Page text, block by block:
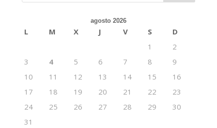
agosto 2026
L M X J V S
D
1
2
3
4 5 6 7 8
9
10
11 12 13 14 15
16
17
18 19 20 21 22
23
24
25 26 27 28 29
30
31